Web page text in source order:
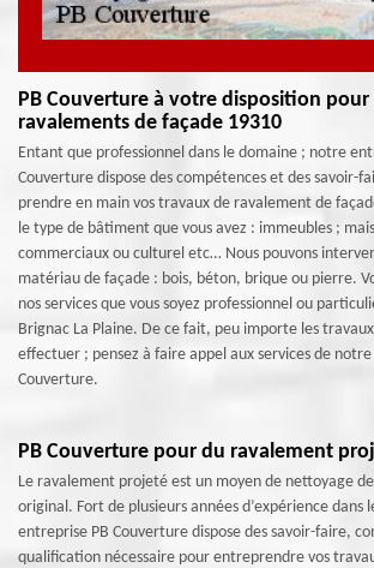
PB Couverture à votre disposition pour
ravalements de façade 19310
Entant que professionnel dans le domaine ; notre
Couverture dispose des compétences et des savoir-
prendre en main vos travaux de ravalement de
le type de bâtiment que vous avez : immeubles ;
commerciaux ou culturel etc… Nous pouvons
matériau de façade : bois, béton, brique ou pierre.
nos services que vous soyez professionnel ou
Brignac La Plaine. De ce fait, peu importe les
effectuer ; pensez à faire appel aux services de
Couverture.
PB Couverture pour du ravalement
Le ravalement projeté est un moyen de nettoyage
original. Fort de plusieurs années d’expérience dans
entreprise PB Couverture dispose des savoir-faire,
qualification nécessaire pour entreprendre vos